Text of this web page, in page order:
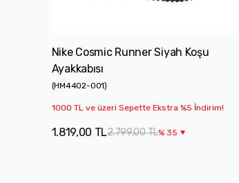
Nike Cosmic Runner Siyah Koşu
Ayakkabısı
(HM4402-001)
1000 TL ve üzeri Sepette Ekstra %5 İndirim!
2.799,00 TL% 35
1.819,00 TL